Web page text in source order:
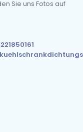
Sie uns Fotos auf